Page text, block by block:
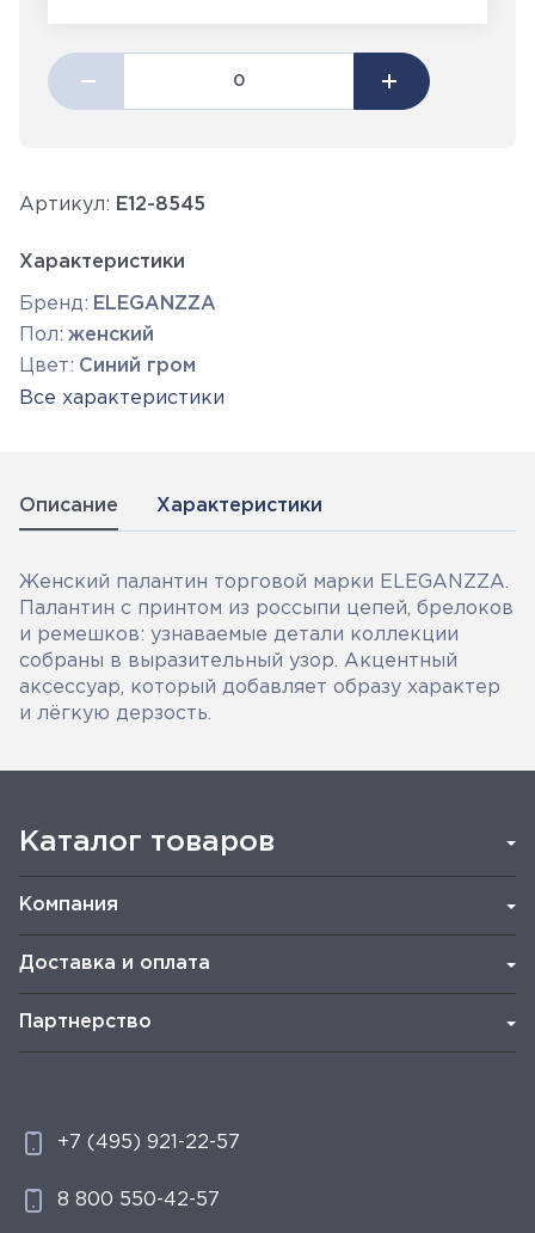
Артикул: E12-8545
Характеристики
Бренд: ELEGANZZA
Пол: женский
Цвет: Синий гром
Все характеристики
Описание Характеристики
Женский палантин торговой марки ELEGANZZA.
Палантин с принтом из россыпи цепей, брелоков
и ремешков: узнаваемые детали коллекции
собраны в выразительный узор. Акцентный
аксессуар, который добавляет образу характер
и лёгкую дерзость.
Каталог товаров
Компания
Доставка и оплата
Партнерство
+7 (495) 921-22-57
8 800 550-42-57